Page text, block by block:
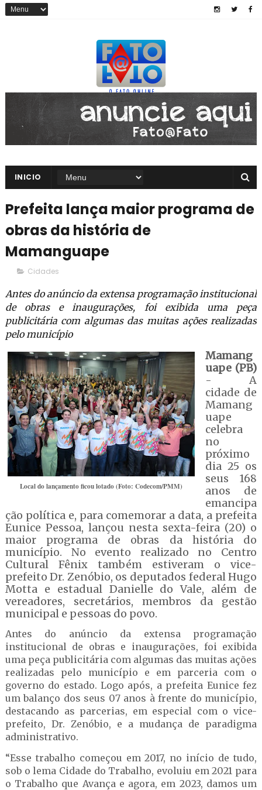
INICIO
Prefeita lança maior programa de
obras da história de
Mamanguape
Cidades
Antes do anúncio da extensa programação institucional
de obras e inaugurações, foi exibida uma peça
publicitária com algumas das muitas ações realizadas
pelo município
Local do lançamento ficou lotado (Foto: Codecom/PMM)
Mamang
uape (PB)
- A
cidade de
Mamang
uape
celebra
no
próximo
dia 25 os
seus 168
anos de
emancipa
ção política e, para comemorar a data, a prefeita
Eunice Pessoa, lançou nesta sexta-feira (20) o
maior programa de obras da história do
município. No evento realizado no Centro
Cultural Fênix também estiveram o vice-
prefeito Dr. Zenóbio, os deputados federal Hugo
Motta e estadual Danielle do Vale, além de
vereadores, secretários, membros da gestão
municipal e pessoas do povo.
Antes do anúncio da extensa programação
institucional de obras e inaugurações, foi exibida
uma peça publicitária com algumas das muitas ações
realizadas pelo município e em parceria com o
governo do estado. Logo após, a prefeita Eunice fez
um balanço dos seus 07 anos à frente do município,
destacando as parcerias, em especial com o vice-
prefeito, Dr. Zenóbio, e a mudança de paradigma
administrativo.
“Esse trabalho começou em 2017, no início de tudo,
sob o lema Cidade do Trabalho, evoluiu em 2021 para
o Trabalho que Avança e agora, em 2023, damos um